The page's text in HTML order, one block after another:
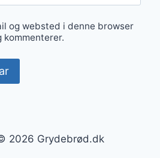
og websted i denne browser
2026 Grydebrød.dk